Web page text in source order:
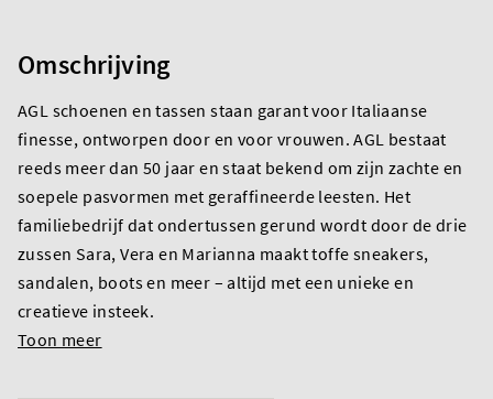
Omschrijving
AGL schoenen en tassen staan garant voor Italiaanse
finesse, ontworpen door en voor vrouwen. AGL bestaat
reeds meer dan 50 jaar en staat bekend om zijn zachte en
soepele pasvormen met geraffineerde leesten. Het
familiebedrijf dat ondertussen gerund wordt door de drie
zussen Sara, Vera en Marianna maakt toffe sneakers,
sandalen, boots en meer – altijd met een unieke en
creatieve insteek.
Toon meer